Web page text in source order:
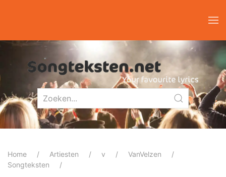
Home Artiesten v
VanVelzen
Songteksten